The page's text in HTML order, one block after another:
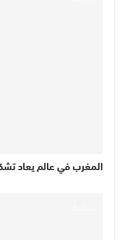
المغرب في عالم يعاد